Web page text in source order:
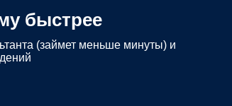
быстрее
(займет меньше минуты) и